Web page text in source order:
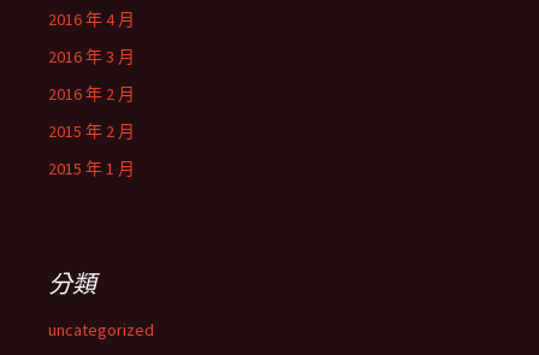
2016 年 4 月
2016 年 3 月
2016 年 2 月
2015 年 2 月
2015 年 1 月
分類
uncategorized